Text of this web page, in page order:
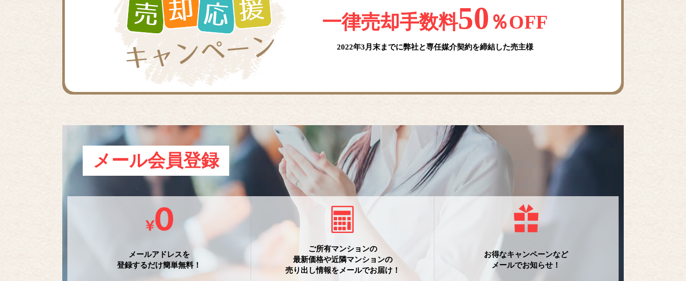
一律売却手数料50 ％OFF
2022年3月末までに弊社と専任媒介契約を締結した売主様
メール会員登録
メールアドレスを
登録するだけ簡単無料！
ご所有マンションの
最新価格や近隣マンションの
売り出し情報をメールでお届け！
お得なキャンペーンなど
メールでお知らせ！